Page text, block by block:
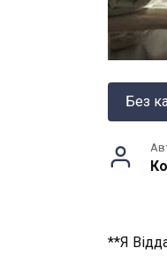
Без
**Я